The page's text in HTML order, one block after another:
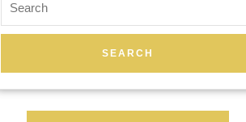
for: